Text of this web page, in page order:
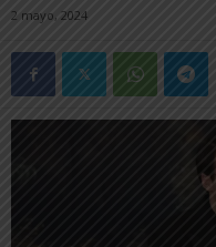
2 mayo, 2024